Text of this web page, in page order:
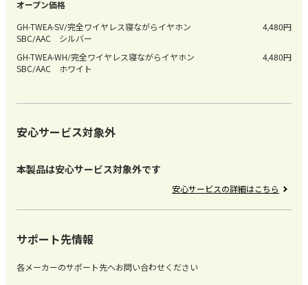
GH-TWEA-SV/完全ワイヤレス寝ながらイヤホン
SBC/AAC シルバー
4,480
GH-TWEA-WH/完全ワイヤレス寝ながらイヤホン
SBC/AAC ホワイト
4,480
安心サービス対象外
本製品は安心サービス対象外です
安心サービスの詳細はこちら
サポート先情報
各メーカーのサポート先へお問い合わせください